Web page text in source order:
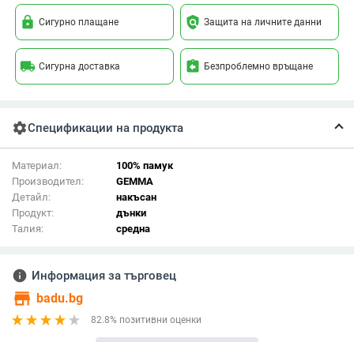
lock Сигурно плащане policy Защита на личните данни
local_shipping Сигурна доставка assignment_return Безпроблемно връщане
settingsСпецификации на продукта
Материал:
100% памук
Производител:
GEMMA
Детайл:
накъсан
Продукт:
дънки
Талия:
средна
info Информация за търговец
store badu.bg
82.8% позитивни оценки